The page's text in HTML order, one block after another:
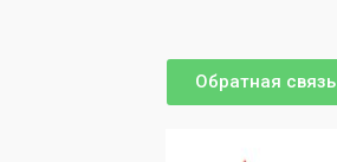
Обратная связь